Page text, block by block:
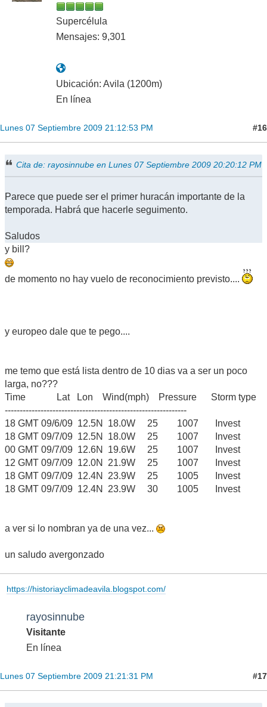
Supercélula
Mensajes: 9,301
Ubicación: Avila (1200m)
En línea
Lunes 07 Septiembre 2009 21:12:53 PM #16
Cita de: rayosinnube en Lunes 07 Septiembre 2009 20:20:12 PM
Parece que puede ser el primer huracán importante de la
temporada. Habrá que hacerle seguimento.
Saludos
y bill?
de momento no hay vuelo de reconocimiento previsto....
y europeo dale que te pego....
me temo que está lista dentro de 10 dias va a ser un poco
larga, no???
Time Lat Lon Wind(mph) Pressure Storm type
-------------------------------------------------------------
18 GMT 09/6/09 12.5N 18.0W 25 1007 Invest
18 GMT 09/7/09 12.5N 18.0W 25 1007 Invest
00 GMT 09/7/09 12.6N 19.6W 25 1007 Invest
12 GMT 09/7/09 12.0N 21.9W 25 1007 Invest
18 GMT 09/7/09 12.4N 23.9W 25 1005 Invest
18 GMT 09/7/09 12.4N 23.9W 30 1005 Invest
a ver si lo nombran ya de una vez...
un saludo avergonzado
https://historiayclimadeavila.blogspot.com/
rayosinnube
Visitante
En línea
Lunes 07 Septiembre 2009 21:21:31 PM #17